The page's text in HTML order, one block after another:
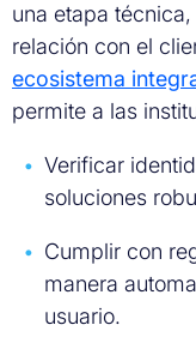
una etapa
relación con el
ecosistema
permite a las
Verificar
soluciones
Cumplir con
manera
usuario.